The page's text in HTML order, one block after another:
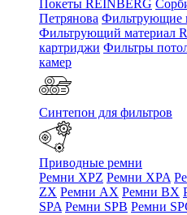
Покеты REINBERG
Петрянова Фильтрующие
Фильтрующий материал
картриджи Фильтры
камер
Синтепон для фильтров
Приводные ремни
Ремни XPZ Ремни XPA
ZX Ремни AX Ремни BX
SPA Ремни SPB Ремни